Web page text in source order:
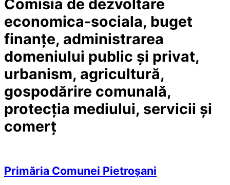
Comisia de dezvoltare
economica-sociala, buget
finanțe, administrarea
domeniului public și privat,
urbanism, agricultură,
gospodărire comunală,
protecția mediului, servicii și
comerț
Primăria Comunei Pietroșani